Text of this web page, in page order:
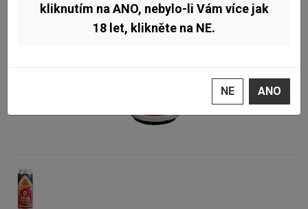
kliknutím na ANO, nebylo-li Vám více jak
18 let, klikněte na NE.
NE ANO